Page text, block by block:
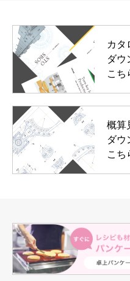
カタ
ダウ
こち
概算
ダウ
こち